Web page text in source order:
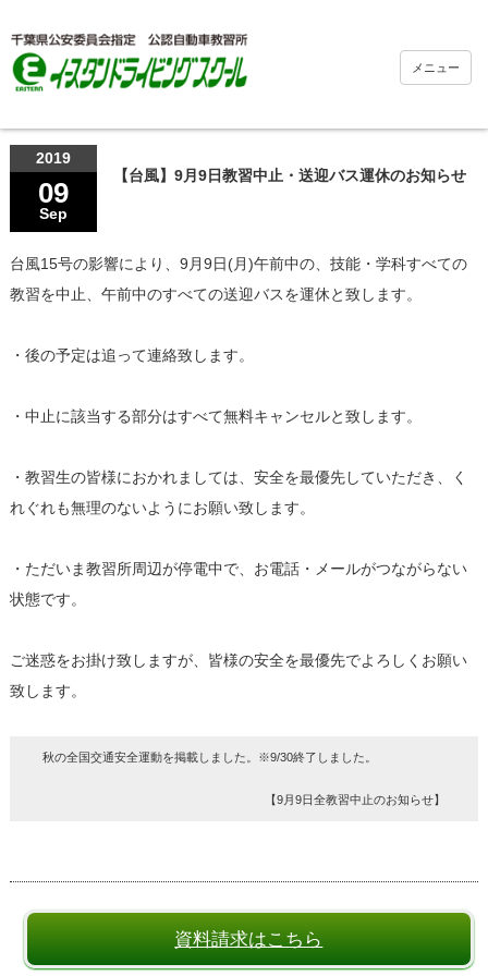
メニュー
2019
09
Sep
【台風】9月9日教習中止・送迎バス運休のお知らせ
台風15号の影響により、9月9日(月)午前中の、技能・学科すべての
教習を中止、午前中のすべての送迎バスを運休と致します。
・後の予定は追って連絡致します。
・中止に該当する部分はすべて無料キャンセルと致します。
・教習生の皆様におかれましては、安全を最優先していただき、く
れぐれも無理のないようにお願い致します。
・ただいま教習所周辺が停電中で、お電話・メールがつながらない
状態です。
ご迷惑をお掛け致しますが、皆様の安全を最優先でよろしくお願い
致します。
秋の全国交通安全運動を掲載しました。※9/30終了しました。
【9月9日全教習中止のお知らせ】
資料請求はこちら